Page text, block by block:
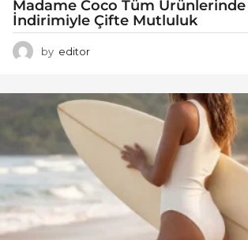
Madame Coco Tüm Ürünlerinde
İndirimiyle Çifte Mutluluk
by editor